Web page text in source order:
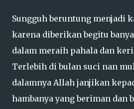
Sungguh beruntung menjadi
karena diberikan begitu
dalam meraih pahala dan
Terlebih di bulan suci nan
dalamnya Allah janjikan
hambanya yang beriman dan